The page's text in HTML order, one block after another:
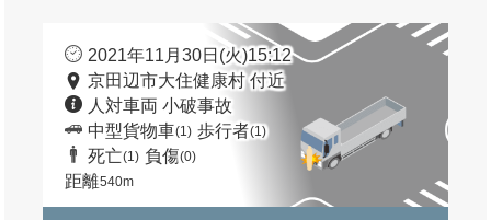
2021年11月30日(火)15:12
京田辺市大住健康村 付近
人対車両 小破事故
中型貨物車(1) 歩行者(1)
死亡(1) 負傷(0)
距離540m